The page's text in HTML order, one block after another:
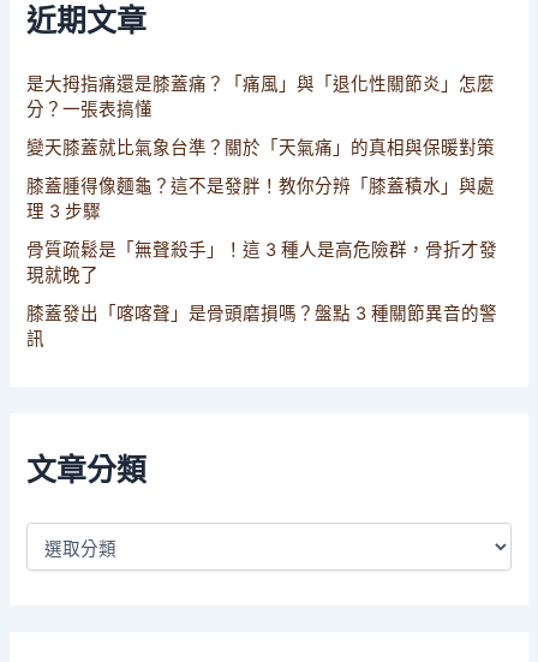
近期文章
是大拇指痛還是膝蓋痛？「痛風」與「退化性關節炎」怎麼
分？一張表搞懂
變天膝蓋就比氣象台準？關於「天氣痛」的真相與保暖對策
膝蓋腫得像麵龜？這不是發胖！教你分辨「膝蓋積水」與處
理 3 步驟
骨質疏鬆是「無聲殺手」！這 3 種人是高危險群，骨折才發
現就晚了
膝蓋發出「喀喀聲」是骨頭磨損嗎？盤點 3 種關節異音的警
訊
文章分類